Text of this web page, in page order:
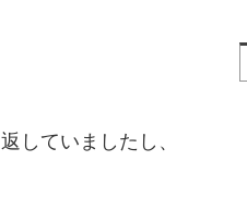
していましたし、